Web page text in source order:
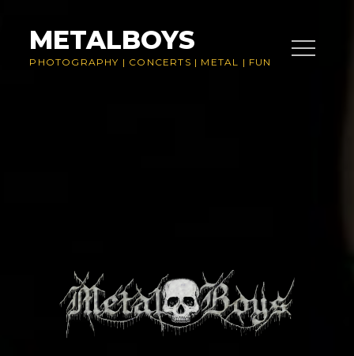
contentMETALBOYS
PHOTOGRAPHY | CONCERTS | METAL | FUN